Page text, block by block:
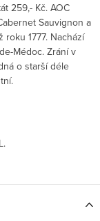
259,- Kč. AOC
Sauvignon a
1777. Nachází
Médoc. Zrání v
o starší déle